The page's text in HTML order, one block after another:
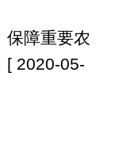
保障重要农
[ 2020-05-